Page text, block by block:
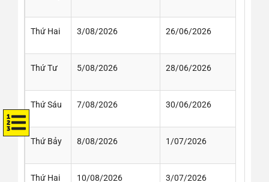
Thứ Hai 3/08/2026 26/06/2026
Thứ Tư 5/08/2026 28/06/2026
Thứ Sáu 7/08/2026 30/06/2026
Thứ Bảy 8/08/2026 1/07/2026
Thứ Hai 10/08/2026 3/07/2026